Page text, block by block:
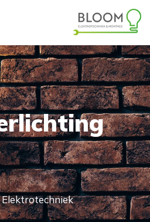
Elektrotechniek